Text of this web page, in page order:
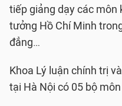
tiếp giảng dạy các môn
tưởng Hồ Chí Minh
đẳng…
Khoa Lý luận chính trị
tại Hà Nội có 05 bộ